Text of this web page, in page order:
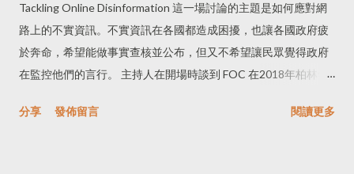
Tackling Online Disinformation 這一場討論的主題是如何應對網
路上的不實資訊。不實資訊在各國都造成困擾，也讓各國政府疲
於奔命，希望能做事實查核並公布，但又不希望讓民眾覺得政府
在監控他們的言行。 主持人在開場時談到 FOC 在2018年柏林年
於社會氛圍的威脅，也是造成人民互相對立的原因之一。 主講人
分享 發佈留言 閱讀更多